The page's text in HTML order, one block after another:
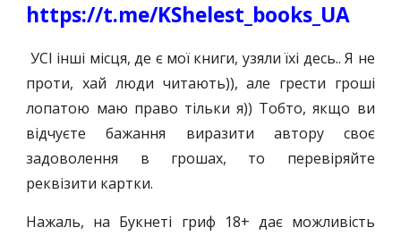
https://t.me/KShelest_books_UA
УСІ інші місця, де є мої книги, узяли їхі десь.. Я не
проти, хай люди читають)), але грести гроші
лопатою маю право тільки я)) Тобто, якщо ви
відчуєте бажання виразити автору своє
задоволення в грошах, то перевіряйте
реквізити картки.
Нажаль, на Букнеті гриф 18+ дає можливість